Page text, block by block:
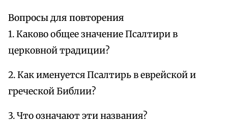
Вопросы для повторения
1. Каково общее значение Псалтири в
церковной традиции?
2. Как именуется Псалтирь в еврейской и
греческой Библии?
3. Что означают эти названия?